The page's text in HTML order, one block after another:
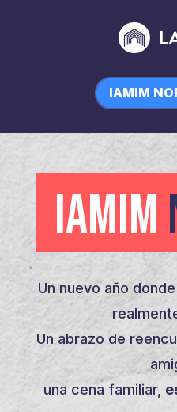
IAMIM
IAMIM
Un nuevo año
Un abrazo de
una cena familiar,